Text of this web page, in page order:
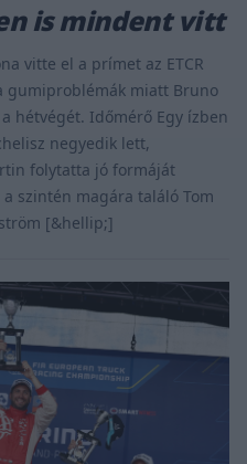
is mindent vitt
vitte el a prímet az ETCR
miatt Bruno
hétvégét. Időmérő Egy ízben
negyedik lett,
folytatta jó formáját
szintén magára találó Tom
[&hellip;]